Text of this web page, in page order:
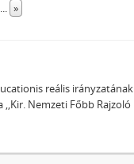
... »
reális
Nemzeti Főbb Rajzoló